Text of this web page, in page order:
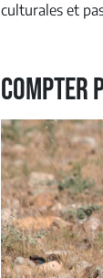
culturales et
Compter